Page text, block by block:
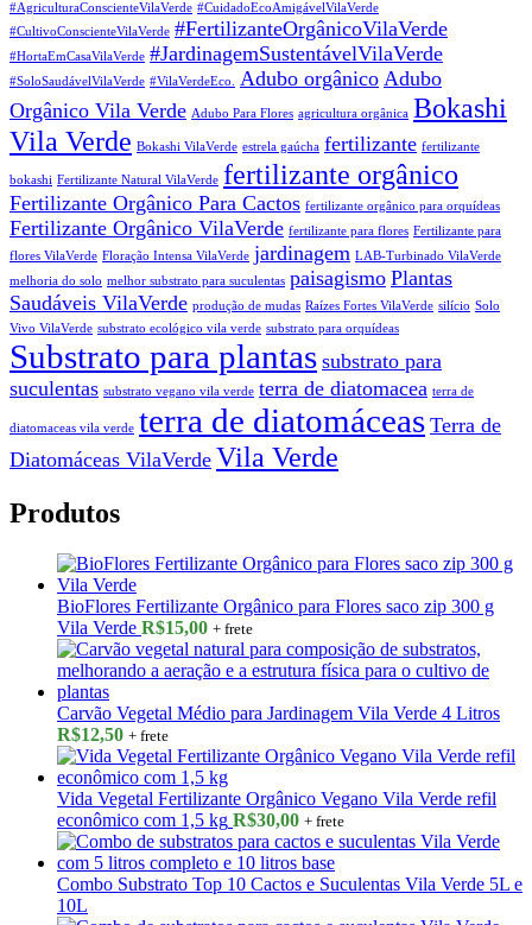
#AgriculturaConscienteVilaVerde #CuidadoEcoAmigávelVilaVerde
#CultivoConscienteVilaVerde #FertilizanteOrgânicoVilaVerde
#HortaEmCasaVilaVerde #JardinagemSustentávelVilaVerde
#SoloSaudávelVilaVerde #VilaVerdeEco. Adubo orgânico Adubo
Orgânico Vila Verde Adubo Para Flores agricultura orgânica Bokashi
Vila Verde Bokashi VilaVerde estrela gaúcha fertilizante fertilizante
bokashi Fertilizante Natural VilaVerde fertilizante orgânico
Fertilizante Orgânico Para Cactos fertilizante orgânico para orquídeas
Fertilizante Orgânico VilaVerde fertilizante para flores Fertilizante para
flores VilaVerde Floração Intensa VilaVerde jardinagem LAB-Turbinado VilaVerde
melhoria do solo melhor substrato para suculentas paisagismo Plantas
Saudáveis VilaVerde produção de mudas Raízes Fortes VilaVerde silício Solo
Vivo VilaVerde substrato ecológico vila verde substrato para orquídeas
Substrato para plantas substrato para
suculentas substrato vegano vila verde terra de diatomacea terra de
diatomaceas vila verde terra de diatomáceas Terra de
Diatomáceas VilaVerde Vila Verde
Produtos
BioFlores Fertilizante Orgânico para Flores saco zip 300 g
Vila Verde R$15,00 + frete
Carvão Vegetal Médio para Jardinagem Vila Verde 4 Litros
R$12,50 + frete
Vida Vegetal Fertilizante Orgânico Vegano Vila Verde refil
econômico com 1,5 kg R$30,00 + frete
Combo Substrato Top 10 Cactos e Suculentas Vila Verde 5L e
10L